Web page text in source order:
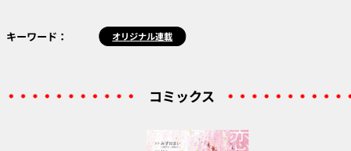
キーワード： オリジナル連載
コミックス